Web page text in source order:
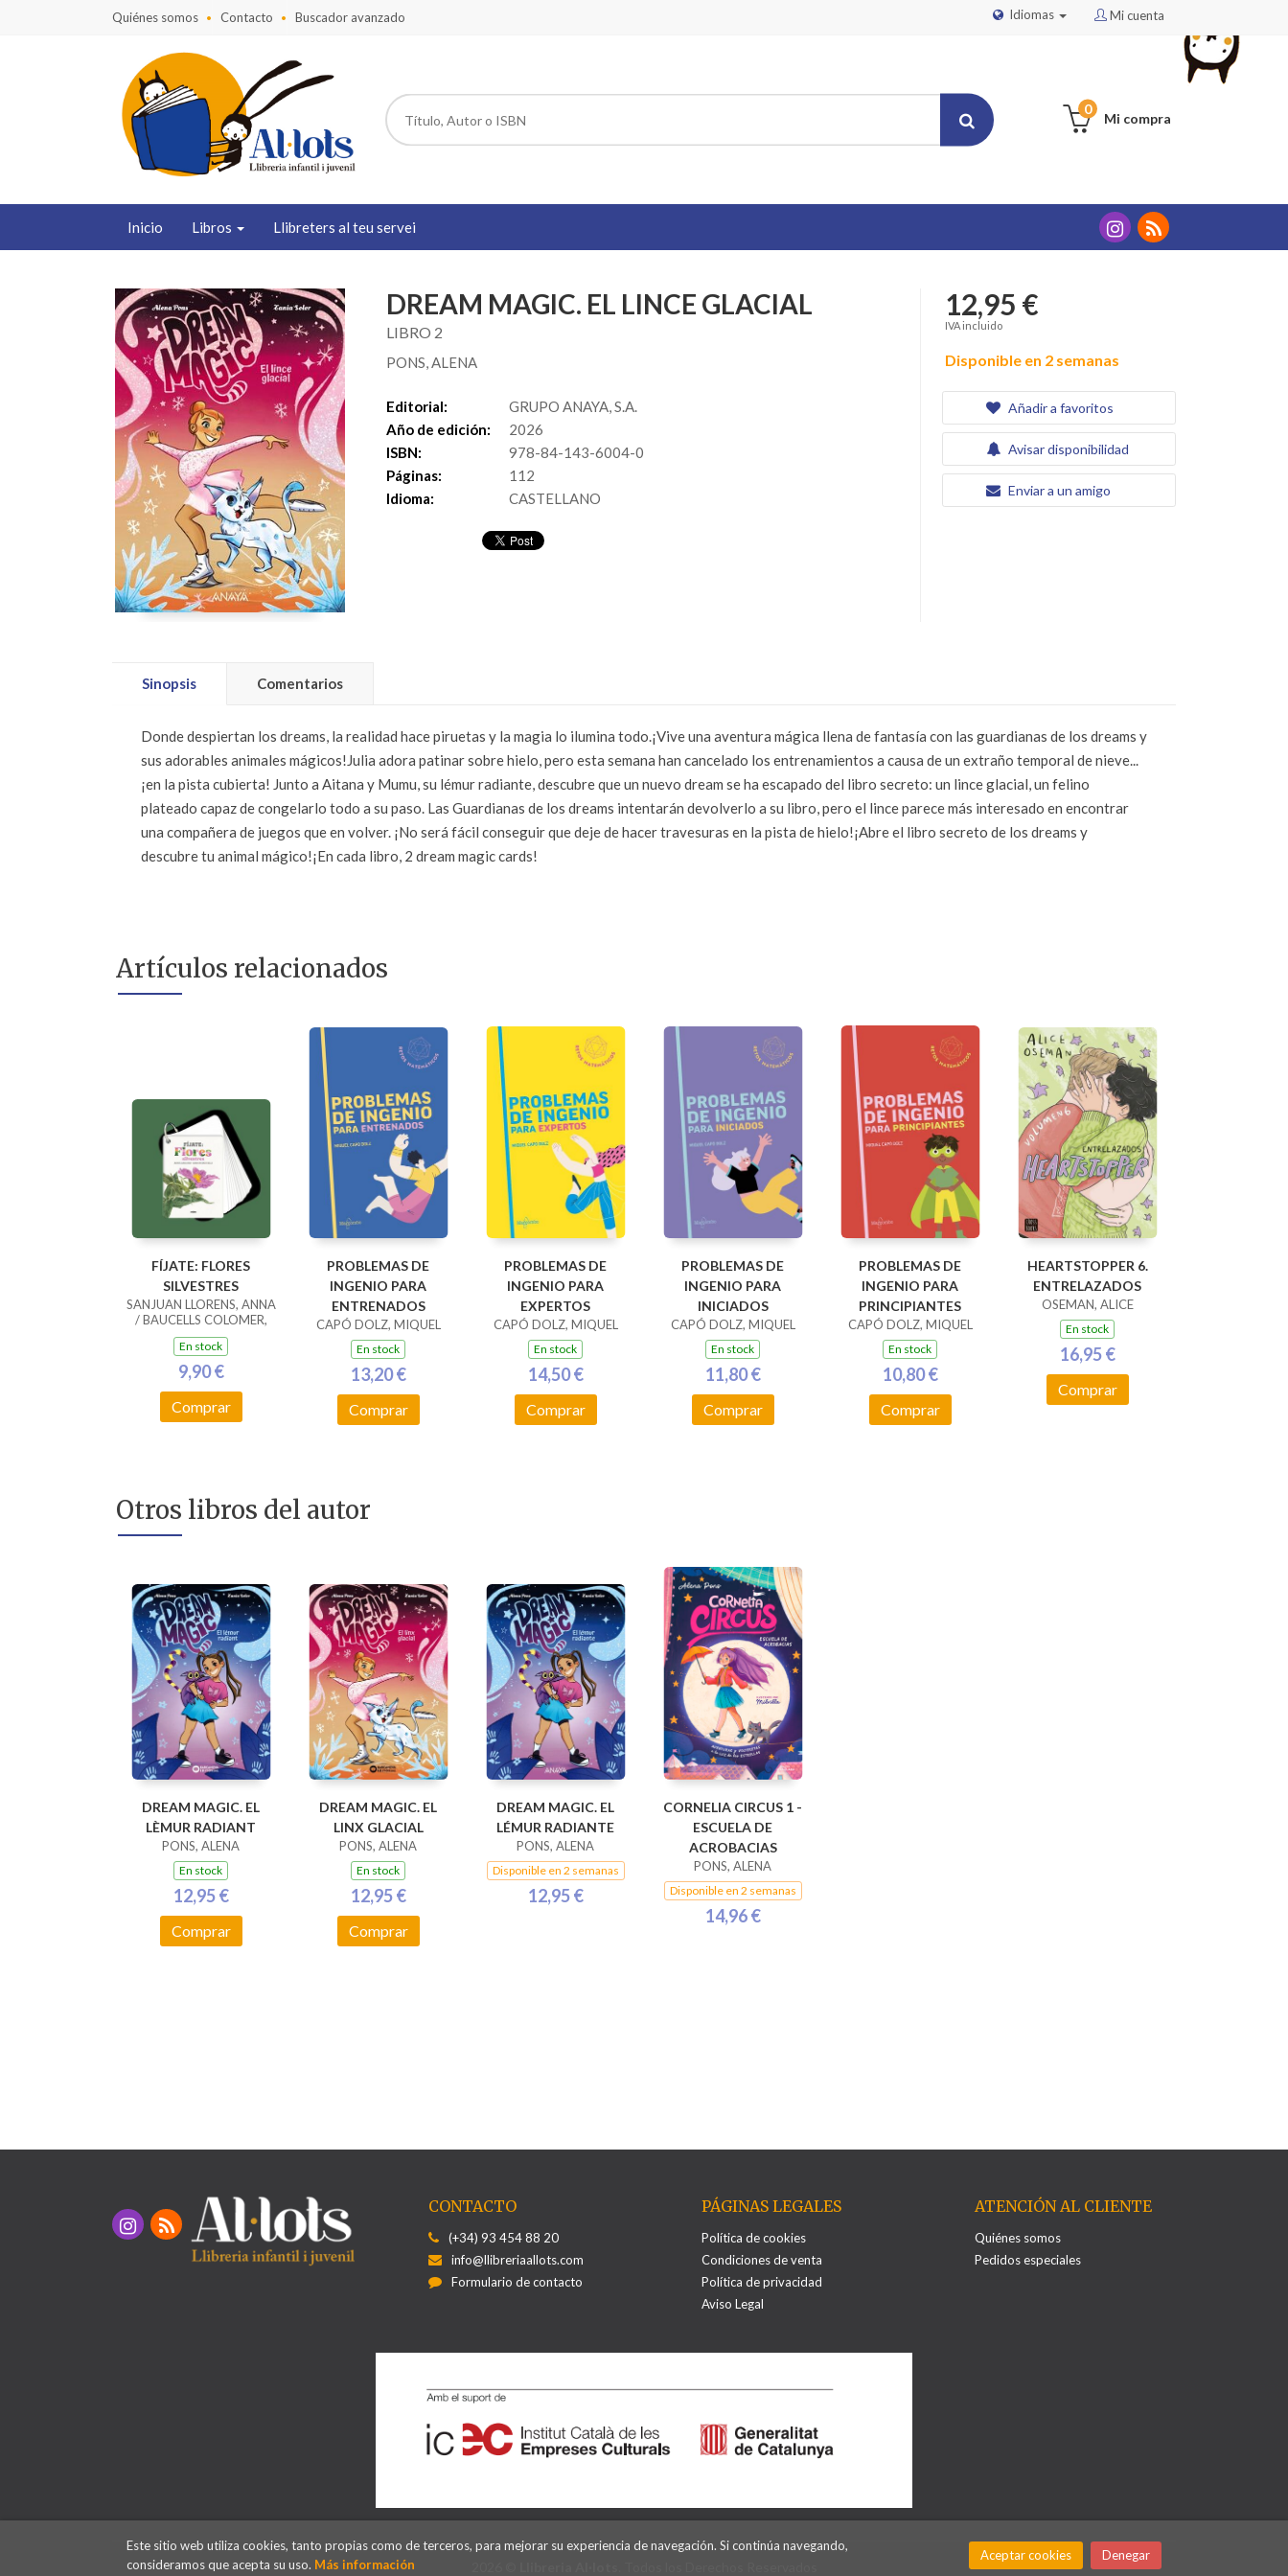
Mi cuenta
Idiomas
Quiénes somos Contacto Buscador avanzado
Mi compra
0
Inicio Libros Llibreters al teu servei
DREAM MAGIC. EL LINCE GLACIAL
LIBRO 2
PONS, ALENA
Editorial:
GRUPO ANAYA, S.A.
Año de edición:
2026
ISBN:
978-84-143-6004-0
Páginas:
112
Idioma:
CASTELLANO
12,95 €
IVA incluido
Disponible en 2 semanas
Añadir a favoritos
Avisar disponibilidad
Enviar a un amigo
Sinopsis Comentarios
Donde despiertan los dreams, la realidad hace piruetas y la magia lo ilumina todo.¡Vive una aventura mágica llena de fantasía con las guardianas de los dreams y
sus adorables animales mágicos!Julia adora patinar sobre hielo, pero esta semana han cancelado los entrenamientos a causa de un extraño temporal de nieve...
¡en la pista cubierta! Junto a Aitana y Mumu, su lémur radiante, descubre que un nuevo dream se ha escapado del libro secreto: un lince glacial, un felino
plateado capaz de congelarlo todo a su paso. Las Guardianas de los dreams intentarán devolverlo a su libro, pero el lince parece más interesado en encontrar
una compañera de juegos que en volver. ¡No será fácil conseguir que deje de hacer travesuras en la pista de hielo!¡Abre el libro secreto de los dreams y
descubre tu animal mágico!¡En cada libro, 2 dream magic cards!
Artículos relacionados
FÍJATE: FLORES
SILVESTRES
SANJUAN LLORENS, ANNA
/ BAUCELLS COLOMER,
RAMON
En stock
9,90 €
Comprar
PROBLEMAS DE
INGENIO PARA
ENTRENADOS
CAPÓ DOLZ, MIQUEL
En stock
13,20 €
Comprar
PROBLEMAS DE
INGENIO PARA
EXPERTOS
CAPÓ DOLZ, MIQUEL
En stock
14,50 €
Comprar
PROBLEMAS DE
INGENIO PARA
INICIADOS
CAPÓ DOLZ, MIQUEL
En stock
11,80 €
Comprar
PROBLEMAS DE
INGENIO PARA
PRINCIPIANTES
CAPÓ DOLZ, MIQUEL
En stock
10,80 €
Comprar
HEARTSTOPPER 6.
ENTRELAZADOS
OSEMAN, ALICE
En stock
16,95 €
Comprar
Otros libros del autor
DREAM MAGIC. EL
LÈMUR RADIANT
PONS, ALENA
En stock
12,95 €
Comprar
DREAM MAGIC. EL
LINX GLACIAL
PONS, ALENA
En stock
12,95 €
Comprar
DREAM MAGIC. EL
LÉMUR RADIANTE
PONS, ALENA
Disponible en 2 semanas
12,95 €
CORNELIA CIRCUS 1 -
ESCUELA DE
ACROBACIAS
PONS, ALENA
Disponible en 2 semanas
14,96 €
CONTACTO
(+34) 93 454 88 20
info@llibreriaallots.com
Formulario de contacto
PÁGINAS LEGALES
Política de cookies
Condiciones de venta
Política de privacidad
Aviso Legal
ATENCIÓN AL CLIENTE
Quiénes somos
Pedidos especiales
Este sitio web utiliza cookies, tanto propias como de terceros, para mejorar su experiencia de navegación. Si continúa navegando,
consideramos que acepta su uso. Más información
Aceptar cookies Denegar